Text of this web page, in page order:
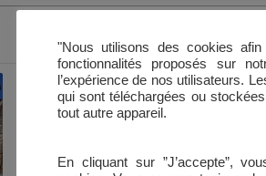
T3 Rue Pierre Brossolette à
Entrée – Cuisine – Séjour – 1 chambre – WC
"Nous utilisons des cookies
fonctionnalités proposés sur
l’expérience de nos utilisateurs.
qui sont téléchargées ou
tout autre appareil.
En cliquant sur ”J’accepte”,